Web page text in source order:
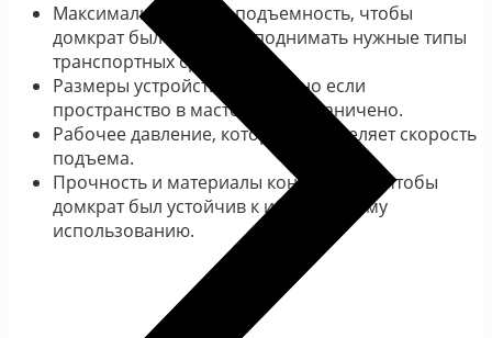
Максимальную грузоподъемность, чтобы
домкрат был способен поднимать нужные типы
транспортных средств.
Размеры устройства, особенно если
пространство в мастерской ограничено.
Рабочее давление, которое определяет скорость
подъема.
Прочность и материалы конструкции, чтобы
домкрат был устойчив к интенсивному
использованию.